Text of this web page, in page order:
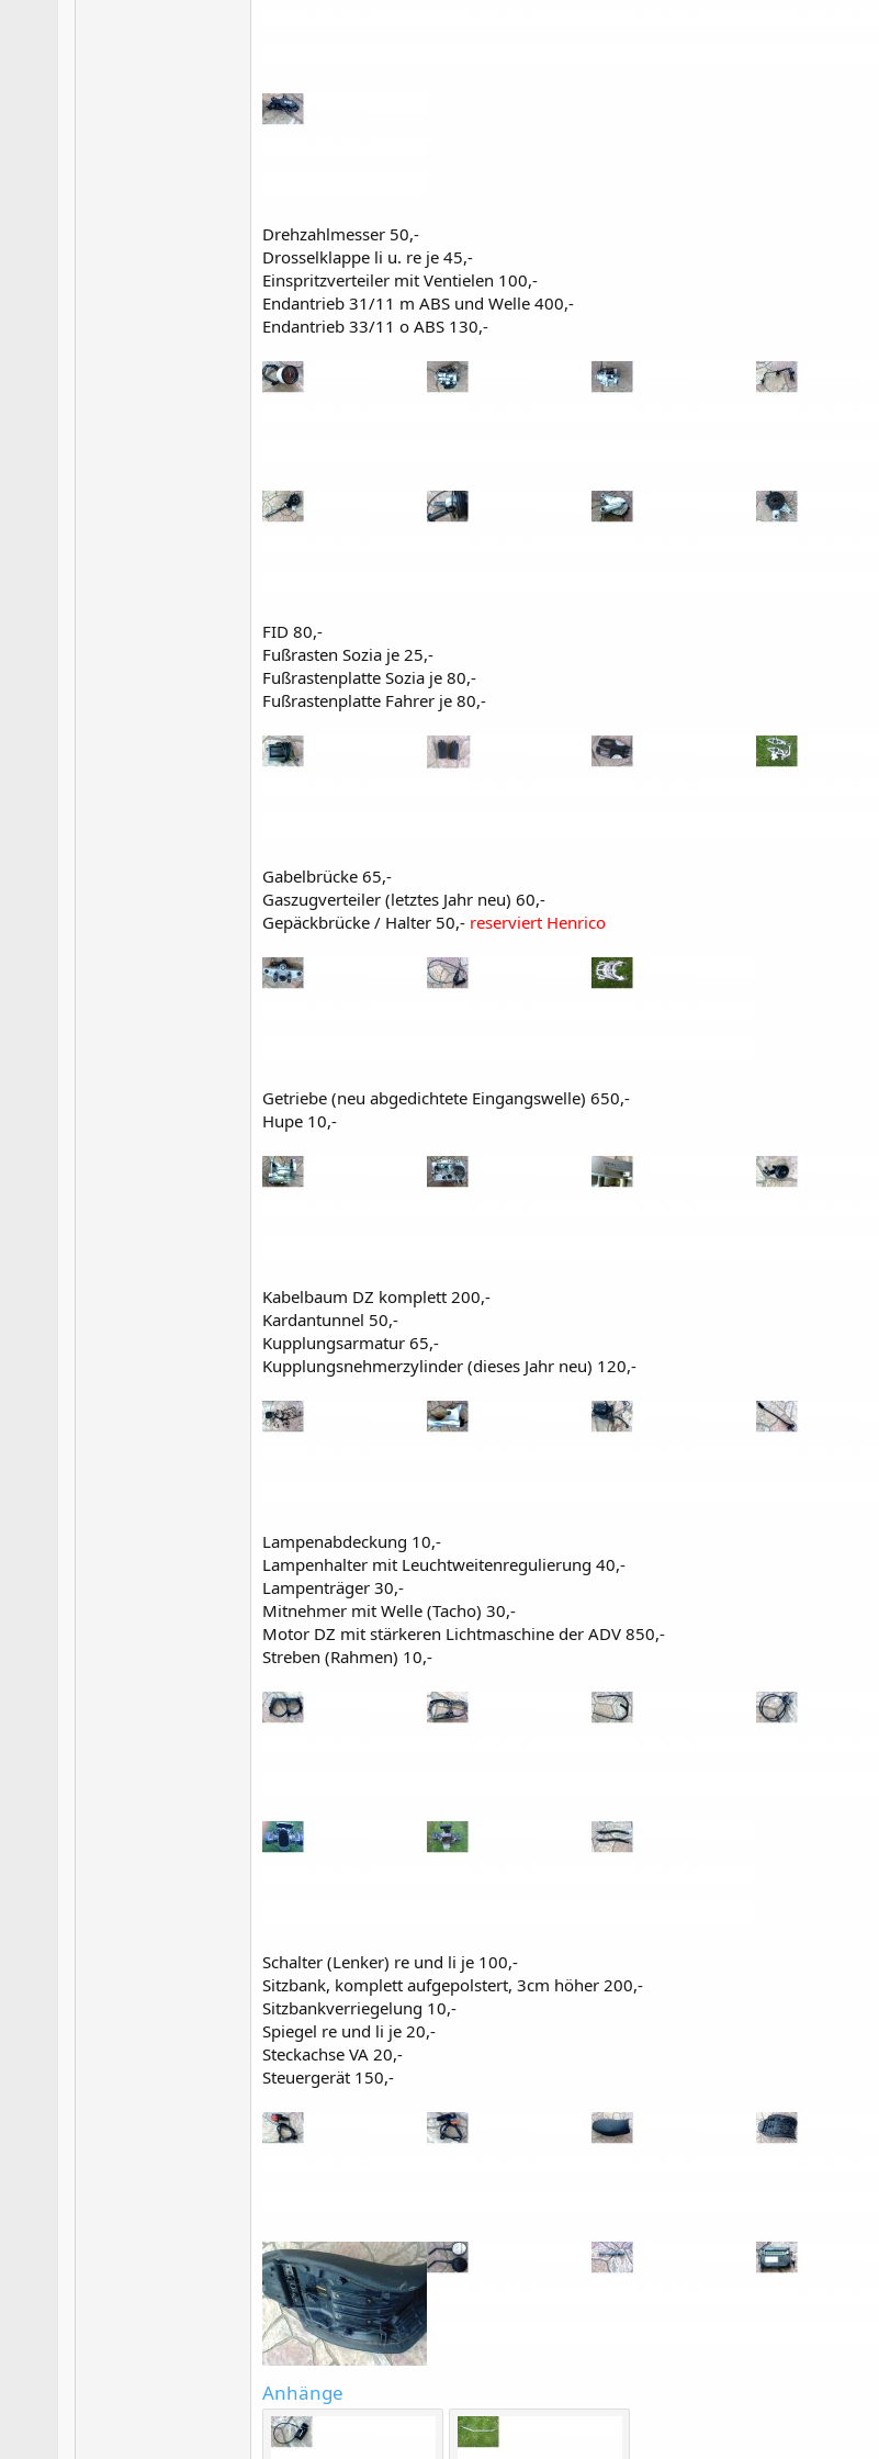
Drehzahlmesser 50,-
Drosselklappe li u. re je 45,-
Einspritzverteiler mit Ventielen 100,-
Endantrieb 31/11 m ABS und Welle 400,-
Endantrieb 33/11 o ABS 130,-
FID 80,-
Fußrasten Sozia je 25,-
Fußrastenplatte Sozia je 80,-
Fußrastenplatte Fahrer je 80,-
Gabelbrücke 65,-
Gaszugverteiler (letztes Jahr neu) 60,-
Gepäckbrücke / Halter 50,- reserviert Henrico
Getriebe (neu abgedichtete Eingangswelle) 650,-
Hupe 10,-
Kabelbaum DZ komplett 200,-
Kardantunnel 50,-
Kupplungsarmatur 65,-
Kupplungsnehmerzylinder (dieses Jahr neu) 120,-
Lampenabdeckung 10,-
Lampenhalter mit Leuchtweitenregulierung 40,-
Lampenträger 30,-
Mitnehmer mit Welle (Tacho) 30,-
Motor DZ mit stärkeren Lichtmaschine der ADV 850,-
Streben (Rahmen) 10,-
Schalter (Lenker) re und li je 100,-
Sitzbank, komplett aufgepolstert, 3cm höher 200,-
Sitzbankverriegelung 10,-
Spiegel re und li je 20,-
Steckachse VA 20,-
Steuergerät 150,-
Anhänge